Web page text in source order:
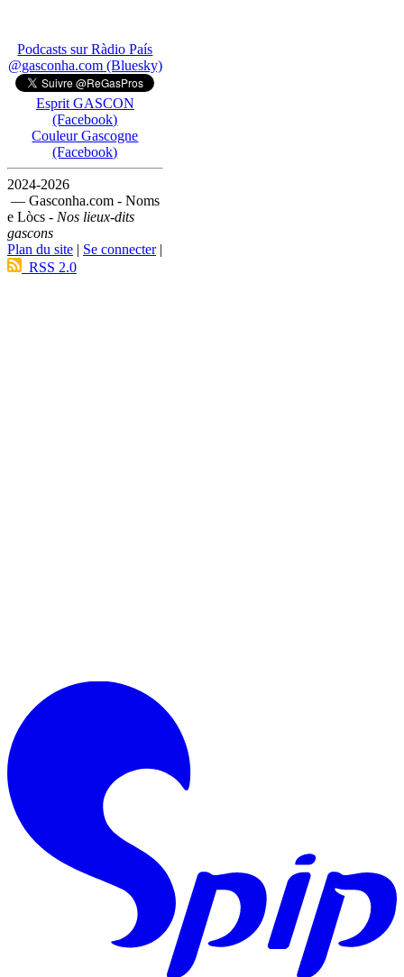
Podcasts sur Ràdio País
@gasconha.com (Bluesky)
Esprit GASCON
(Facebook)
Couleur Gascogne
(Facebook)
2024-2026
— Gasconha.com - Noms
e Lòcs - Nos lieux-dits
gascons
Plan du site | Se connecter|
RSS 2.0